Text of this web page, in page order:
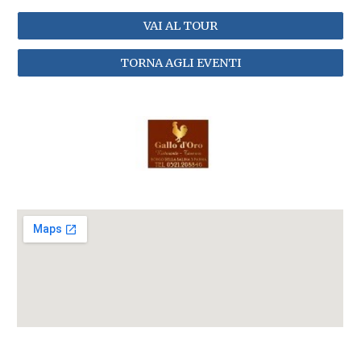
VAI AL TOUR
TORNA AGLI EVENTI